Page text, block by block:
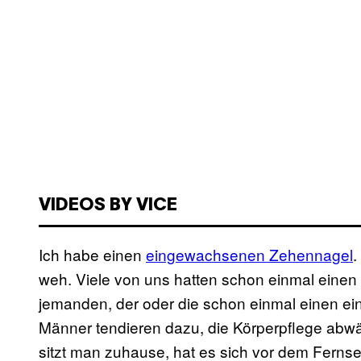
VIDEOS BY VICE
Ich habe einen eingewachsenen Zehennagel
weh. Viele von uns hatten schon einmal
jemanden, der oder die schon einmal einen
Männer tendieren dazu, die Körperpflege
sitzt man zuhause, hat es sich vor dem